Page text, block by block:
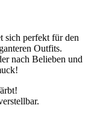
sich perfekt für den
Outfits.
nach Belieben und